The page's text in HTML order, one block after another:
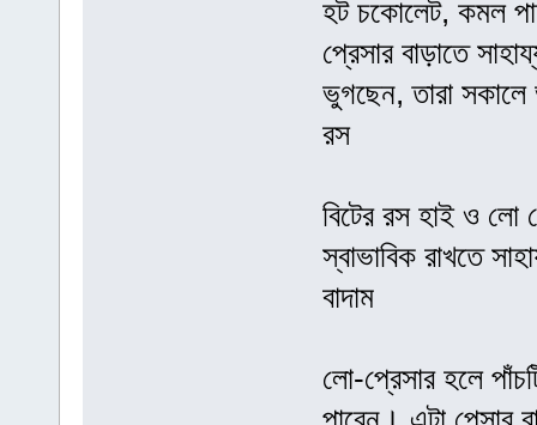
হট চকোলেট, কমল
প্রেসার বাড়াতে
ভুগছেন, তারা সকালে
রস
বিটের রস হাই ও লো
স্বাভাবিক রাখতে
বাদাম
লো-প্রেসার হলে